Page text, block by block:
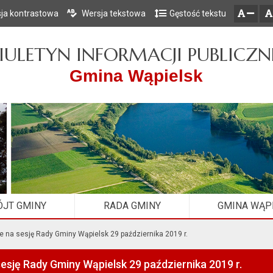
Przejdź do głównego menu
Przejdź do treści
Przejdź do mapy serwisu
kontrastowa Wersja tekstowa Gęstość tekstu
INFORMACJI
Gmina Wąpielsk
GMINY RADA GMINY GMINA
na sesję Rady Gminy Wąpielsk 29 października 2019 r.
Rady Gminy Wąpielsk 29 października 2019 r.